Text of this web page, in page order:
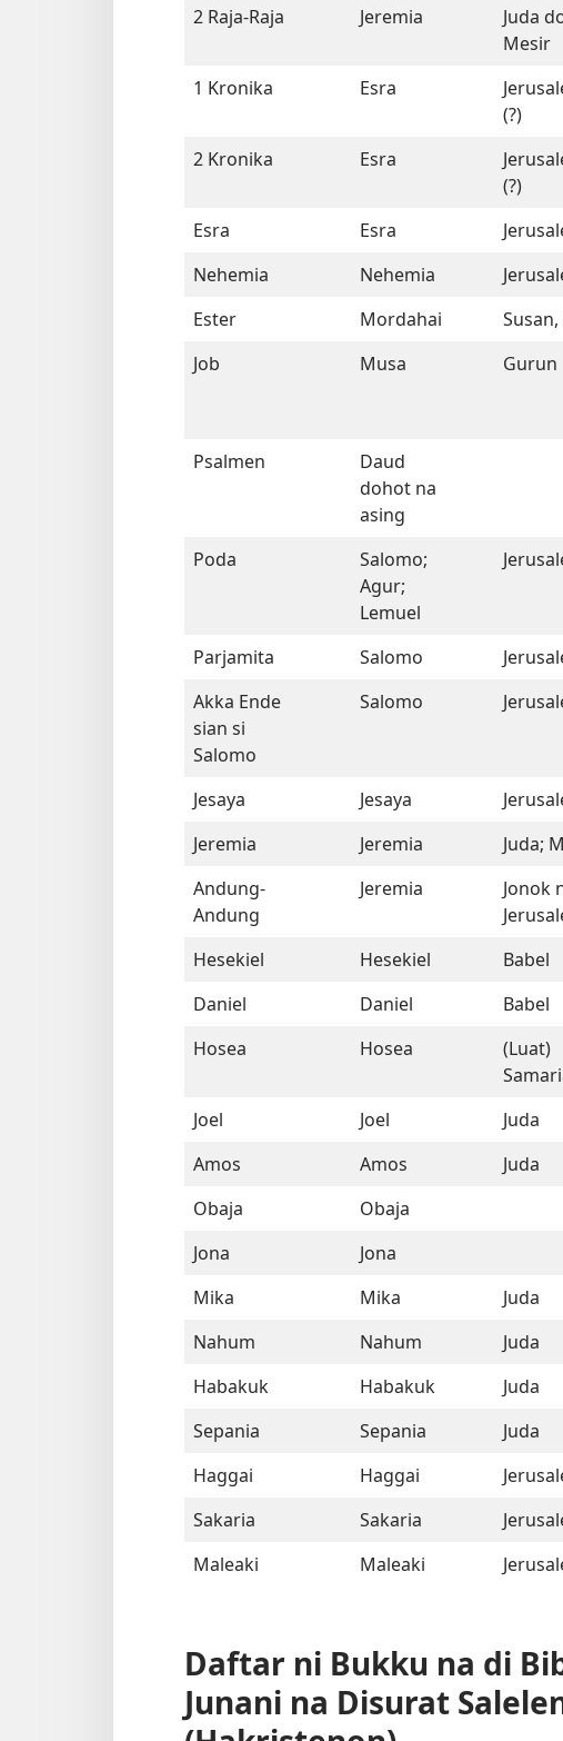
2 Raja-Raja
Jeremia
Juda
Mesir
1 Kronika Esra
(?)
2 Kronika
Esra
(?)
Esra Esra
Nehemia
Nehemia
Ester
Mordahai Susan,
Job
Musa Gurun
Psalmen
Daud
dohot na
asing
Poda
Salomo;
Agur;
Lemuel
Parjamita Salomo
Akka Ende
sian si
Salomo
Salomo
Jesaya Jesaya
Jeremia
Jeremia Juda;
Andung-
Andung
Jeremia
Jonok
Hesekiel Hesekiel Babel
Daniel
Daniel Babel
Hosea
Hosea
(Luat)
Joel Joel Juda
Amos
Amos Juda
Obaja
Obaja
Jona
Jona
Mika
Mika Juda
Nahum
Nahum Juda
Habakuk
Habakuk Juda
Sepania
Sepania Juda
Haggai
Haggai
Sakaria
Sakaria
Maleaki
Maleaki
Daftar ni Bukku na di
Junani na Disurat